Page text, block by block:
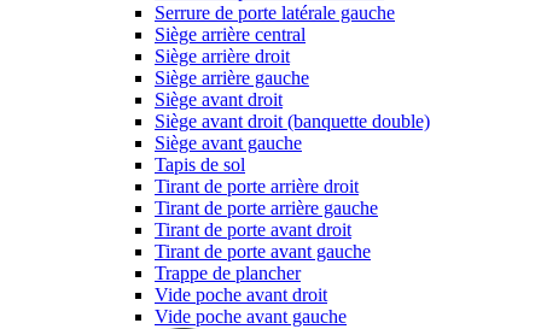
Serrure de porte latérale gauche
Siège arrière central
Siège arrière droit
Siège arrière gauche
Siège avant droit
Siège avant droit (banquette double)
Siège avant gauche
Tapis de sol
Tirant de porte arrière droit
Tirant de porte arrière gauche
Tirant de porte avant droit
Tirant de porte avant gauche
Trappe de plancher
Vide poche avant droit
Vide poche avant gauche